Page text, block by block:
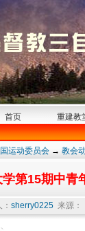
首页 重建教
运动委员会→ 教会
第15期中青
sherry0225来源：